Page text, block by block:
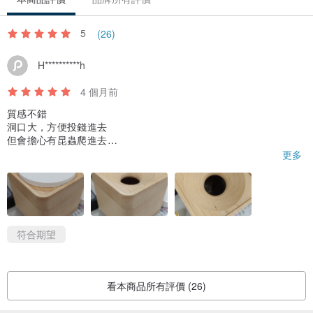
5 (26)
H**********h
4 個月前
質感不錯
洞口大，方便投錢進去
但會擔心有昆蟲爬進去
更多
符合期望
看本商品所有評價 (26)